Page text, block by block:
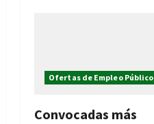
Ofertas de Empleo Público
Convocadas más